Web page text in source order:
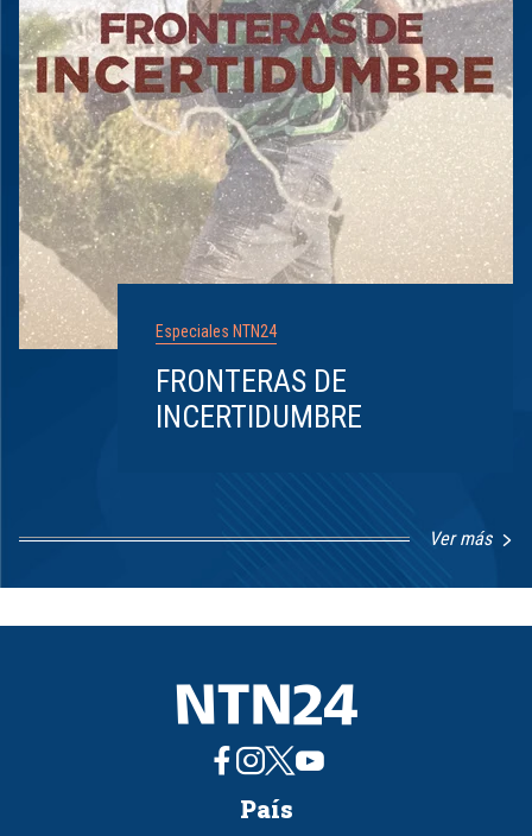
Especiales NTN24
FRONTERAS DE
INCERTIDUMBRE
Ver más
1
8
País